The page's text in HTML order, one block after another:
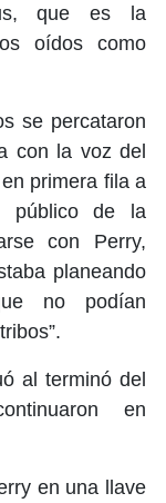
que es la
oídos como
se percataron
con la voz del
primera fila a
público de la
con Perry,
planeando
no podían
al terminó del
en
en una llave